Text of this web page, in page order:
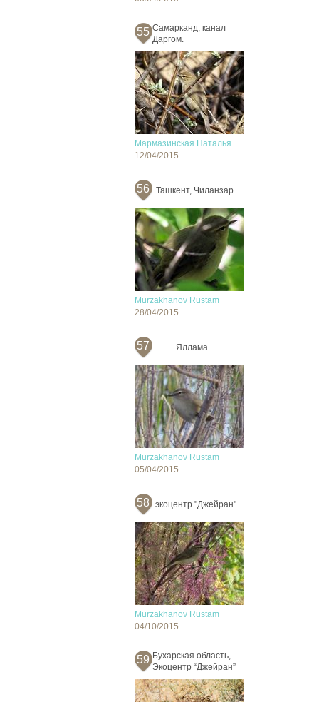
55 Cамарканд, канал
Даргом.
Мармазинская Наталья
12/04/2015
56 Ташкент, Чиланзар
Murzakhanov Rustam
28/04/2015
57 Яллама
Murzakhanov Rustam
05/04/2015
58 экоцентр "Джейран"
Murzakhanov Rustam
04/10/2015
59 Бухарская область,
Экоцентр “Джейран”